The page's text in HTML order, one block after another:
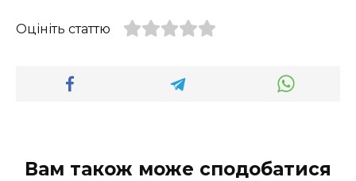
Оцініть статтю
Вам також може сподобатися